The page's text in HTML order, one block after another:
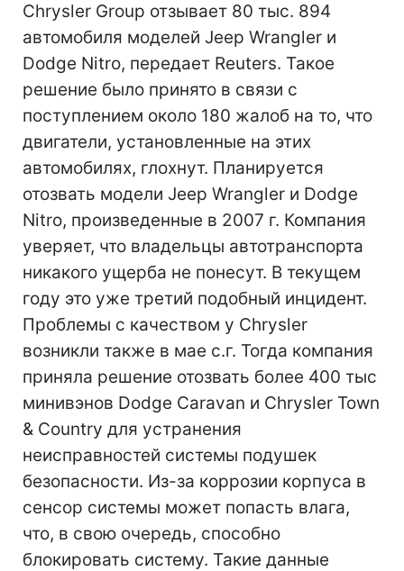
Chrysler Group отзывает 80 тыс. 894
автомобиля моделей Jeep Wrangler и
Dodge Nitro, передает Reuters. Такое
решение было принято в связи с
поступлением около 180 жалоб на то, что
двигатели, установленные на этих
автомобилях, глохнут. Планируется
отозвать модели Jeep Wrangler и Dodge
Nitro, произведенные в 2007 г. Компания
уверяет, что владельцы автотранспорта
никакого ущерба не понесут. В текущем
году это уже третий подобный инцидент.
Проблемы с качеством у Chrysler
возникли также в мае с.г. Тогда компания
приняла решение отозвать более 400 тыс
минивэнов Dodge Caravan и Chrysler Town
& Country для устранения
неисправностей системы подушек
безопасности. Из-за коррозии корпуса в
сенсор системы может попасть влага,
что, в свою очередь, способно
блокировать систему. Такие данные